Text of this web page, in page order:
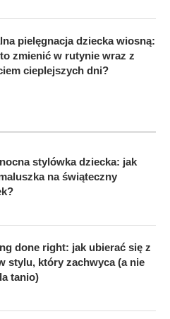
pielęgnacja dziecka wiosną:
zmienić w rutynie wraz z
cieplejszych dni?
stylówka dziecka: jak
na świąteczny
done right: jak ubierać się z
stylu, który zachwyca (a nie
tanio)